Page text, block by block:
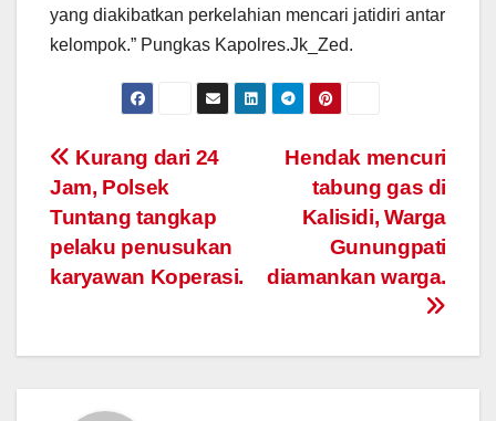
yang diakibatkan perkelahian mencari jatidiri antar
kelompok.” Pungkas Kapolres.Jk_Zed.
Post
navigation
Hendak mencuri
tabung gas di
Kalisidi, Warga
Gunungpati
diamankan warga.
Kurang dari 24
Jam, Polsek
Tuntang tangkap
pelaku penusukan
karyawan Koperasi.